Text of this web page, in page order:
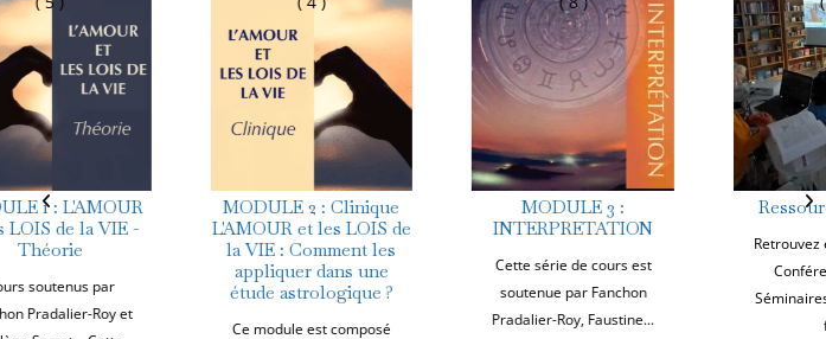
Les
principaux
âges
de
la
Vie
MODULE 2 : Clinique
L'AMOUR et les LOIS de
la VIE : Comment les
appliquer dans une
étude astrologique ?
Ce module est composé
MODULE 3 :
INTERPRETATION
Cette série de cours est
soutenue par Fanchon
Pradalier-Roy, Faustine...
Ressources Vidéos
Retrouvez en REPLAY les
Conférences et/ou
Séminaires proposés au